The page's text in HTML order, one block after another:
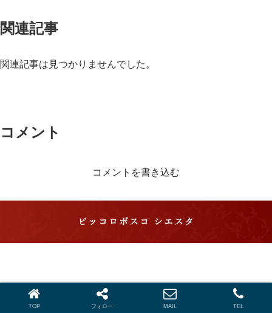
関連記事
関連記事は見つかりませんでした。
コメント
コメントを書き込む
ピッコロボスコ シエスタ
格別のパーティーができるイタリアン
TOP フォロー MAIL TEL